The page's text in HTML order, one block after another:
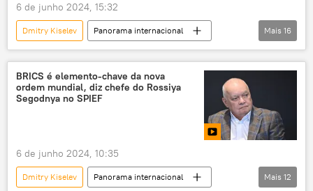
6 de junho 2024, 15:32
Dmitry Kiselev
Panorama internacional
Ocidente
Rússia
Índia
China
Brasil
África do Sul
multilateralismo
multipolaridade
SPIEF
Europa
Mais 16
BRICS é elemento-chave da nova
ordem mundial, diz chefe do Rossiya
Segodnya no SPIEF
6 de junho 2024, 10:35
Dmitry Kiselev
Panorama internacional
Mais 12